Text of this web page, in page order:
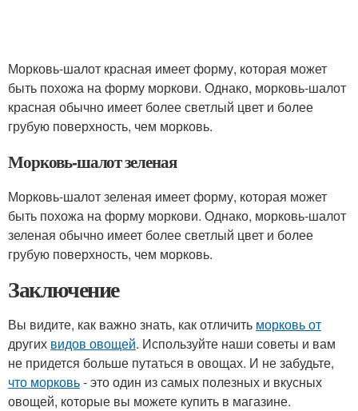
Морковь-шалот красная имеет форму, которая может
быть похожа на форму моркови. Однако, морковь-шалот
красная обычно имеет более светлый цвет и более
грубую поверхность, чем морковь.
Морковь-шалот зеленая
Морковь-шалот зеленая имеет форму, которая может
быть похожа на форму моркови. Однако, морковь-шалот
зеленая обычно имеет более светлый цвет и более
грубую поверхность, чем морковь.
Заключение
Вы видите, как важно знать, как отличить морковь от
других видов овощей. Используйте наши советы и вам
не придется больше путаться в овощах. И не забудьте,
что морковь- это один из самых полезных и вкусных
овощей, которые вы можете купить в магазине.